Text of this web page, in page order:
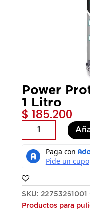
Power
1 Litro
$ 185.200
Power
Ultra
1
x
1
SKU: 22753261001
Productos para